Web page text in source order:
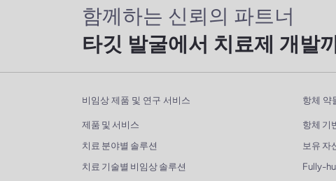
함께하는 신뢰의 파트너
타깃 발굴에서 치료제 개발
비임상 제품 및 연구 서비스
제품 및 서비스
치료 분야별 솔루션
치료 기술별 비임상 솔루션
항체 약
항체 기
보유 자
Fully-